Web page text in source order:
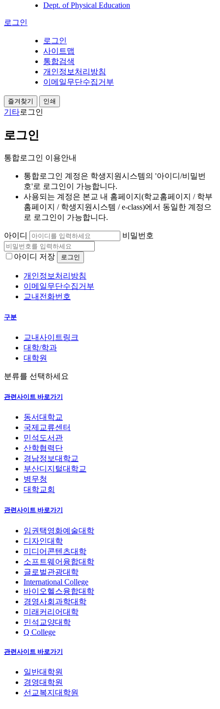
Dept. of Physical Education
로그인
로그인
사이트맵
통합검색
개인정보처리방침
이메일무단수집거부
즐겨찾기 인쇄
기타로그인
로그인
통합로그인 이용안내
통합로그인 계정은 학생지원시스템의 '아이디/비밀번
호'로 로그인이 가능합니다.
사용되는 계정은 본교 내 홈페이지(학교홈페이지 / 학부
홈페이지 / 학생지원시스템 / e-class)에서 동일한 계정으
로 로그인이 가능합니다.
아이디 비밀번호
아이디 저장
개인정보처리방침
이메일무단수집거부
교내전화번호
구분
교내사이트링크
대학/학과
대학원
분류를 선택하세요
관련사이트 바로가기
동서대학교
국제교류센터
민석도서관
산학협력단
경남정보대학교
부산디지털대학교
병무청
대학교회
관련사이트 바로가기
임권택영화예술대학
디자인대학
미디어콘텐츠대학
소프트웨어융합대학
글로벌관광대학
International College
바이오헬스융합대학
경영사회과학대학
미래커리어대학
민석교양대학
Q College
관련사이트 바로가기
일반대학원
경영대학원
선교복지대학원